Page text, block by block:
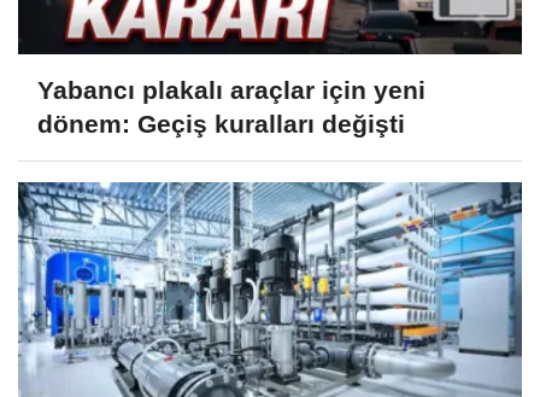
Yabancı plakalı araçlar için yeni
dönem: Geçiş kuralları değişti